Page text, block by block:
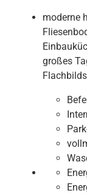
moderne
großes